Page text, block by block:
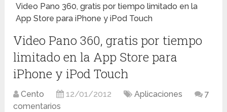
Video Pano 360, gratis por tiempo limitado en la
App Store para iPhone y iPod Touch
Video Pano 360, gratis por tiempo
limitado en la App Store para
iPhone y iPod Touch
Cento 12/01/2012 Aplicaciones
7
comentarios